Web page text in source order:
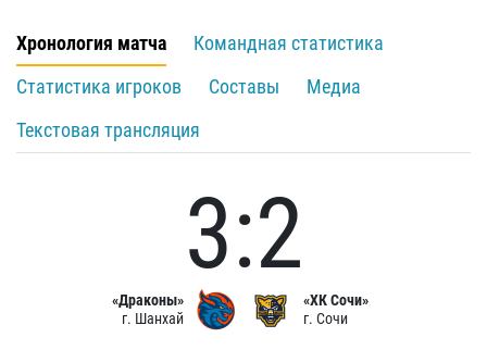
Хронология матча
Командная статистика
Статистика игроков
Составы
Медиа
Текстовая трансляция
«Драконы»
г. Шанхай
3:2
«ХК Сочи»
г. Сочи